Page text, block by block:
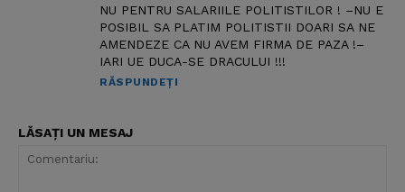
NU PENTRU SALARIILE POLITISTILOR ! –NU E
POSIBIL SA PLATIM POLITISTII DOARI SA NE
AMENDEZE CA NU AVEM FIRMA DE PAZA !–
IARI UE DUCA-SE DRACULUI !!!
RĂSPUNDEȚI
LĂSAȚI UN MESAJ